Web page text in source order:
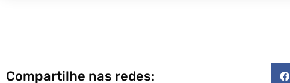
Compartilhe nas redes: